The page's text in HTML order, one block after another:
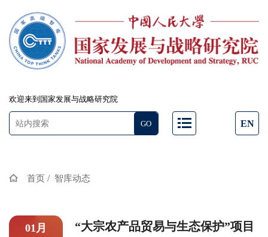
欢迎来到国家发展与战略研究院
EN
首页 / 智库动态
01月
“大宗农产品贸易与生态保护”项目